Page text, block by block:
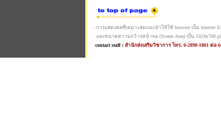
- การแสดงผลที่เหมาะสมแนะนำให้ใช้ browser เป็น Internet
และขนาดความกว้างหน้าจอ (Screen Area) เป็น 1024x768
contact staff : สำนักส่งเสริมวิชาการ โทร. 0-2890-1801 ต่อ